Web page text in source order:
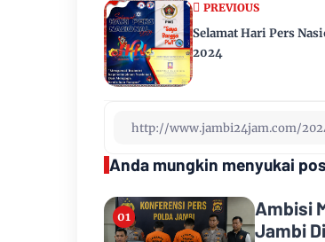
PREVIOUS
Selamat Hari Pers
2024
Anda mungkin menyukai
Ambisi
Jambi